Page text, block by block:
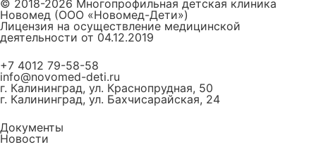
© 2018-2026 Многопрофильная детская клиника
Новомед (ООО «Новомед-Дети»)
Лицензия на осуществление медицинской
деятельности от 04.12.2019
+7 4012 79-58-58
info@novomed-deti.ru
г. Калининград, ул. Краснопрудная, 50
г. Калининград, ул. Бахчисарайская, 24
Документы
Новости